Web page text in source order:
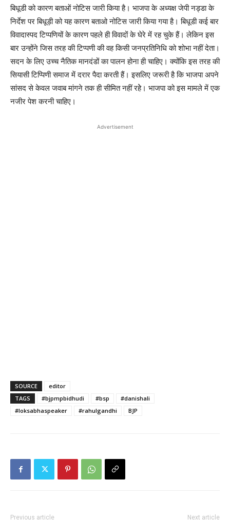
बिधूडी को कारण बताओं नोटिस जारी किया है। भाजपा के अध्यक्ष जेपी नड्डा के
निर्देश पर बिधूड़ी को यह कारण बताओ नोटिस जारी किया गया है। बिधूडी कई बार
विवादास्पद टिप्पणियों के कारण पहले ही विवादों के घेरे में रह चुके हैं। लेकिन इस
बार उन्होंने जिस तरह की टिप्पणी की वह किसी जनप्रतिनिधि को शोभा नहीं देता।
सदन के लिए उच्च नैतिक मानदंडों का पालन होना ही चाहिए। क्योंकि इस तरह की
सियासी टिप्पिणी समाज में दरार पैदा करती हैं। इसलिए जरूरी है कि भाजपा अपने
सांसद से केवल जवाब मांगने तक ही सीमित नहीं रहेे। भाजपा को इस मामले में एक
नजीर पेश करनी चाहिए।
Advertisement
SOURCE
editor
TAGS
#bjpmpbidhudi #bsp
#danishali
#loksabhaspeaker
#rahulgandhi BJP
Previous article Next article